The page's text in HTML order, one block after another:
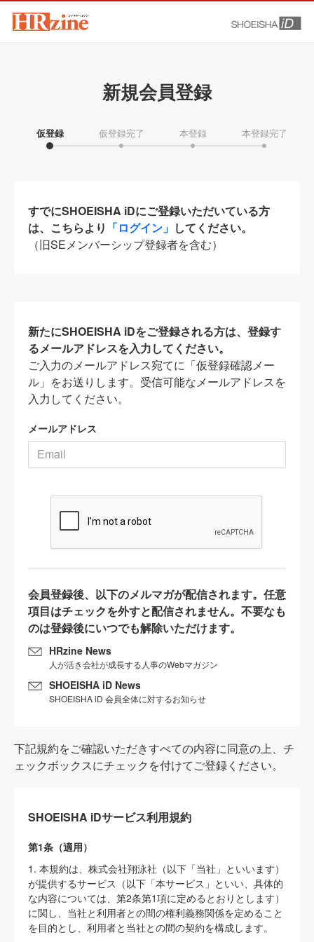
新規会員登録
仮登録 仮登録完了 本登録 本登録完了
すでにSHOEISHA iDにご登録いただいている方
は、こちらより 「ログイン」 してください。
（旧SEメンバーシップ登録者を含む）
新たにSHOEISHA iDをご登録される方は、登録す
るメールアドレスを入力してください。
ご入力のメールアドレス宛てに「仮登録確認メー
ル」をお送りします。受信可能なメールアドレスを
入力してください。
メールアドレス
会員登録後、以下のメルマガが配信されます。任意
項目はチェックを外すと配信されません。不要なも
のは登録後にいつでも解除いただけます。
HRzine News
人が活き会社が成長する人事のWebマガジン
SHOEISHA iD News
SHOEISHA iD 会員全体に対するお知らせ
下記規約をご確認いただきすべての内容に同意の上、チ
ェックボックスにチェックを付けてご登録ください。
SHOEISHA iDサービス利用規約
第1条（適用）
1. 本規約は、株式会社翔泳社（以下「当社」といいます）
が提供するサービス（以下「本サービス」といい、具体的
な内容については、第2条第1項に定めるとおりとします）
に関し、当社と利用者との間の権利義務関係を定めること
を目的とし、利用者と当社との間の契約を構成します。